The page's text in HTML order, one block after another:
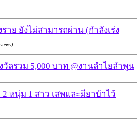
ราย ยังไม่สามารถผ่าน (กำลังเร่ง
วัลรวม 5,000 บาท @งานลำไยลำพูน
หนุ่ม 1 สาว เสพและมียาบ้าไว้